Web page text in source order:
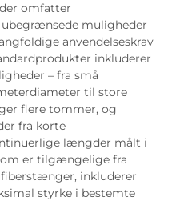
omfatter
muligheder
anvendelseskrav
inkluderer
– fra små
til store
flere tommer, og
fra korte
længder målt i
er tilgængelige fra
inkluderer
styrke i bestemte